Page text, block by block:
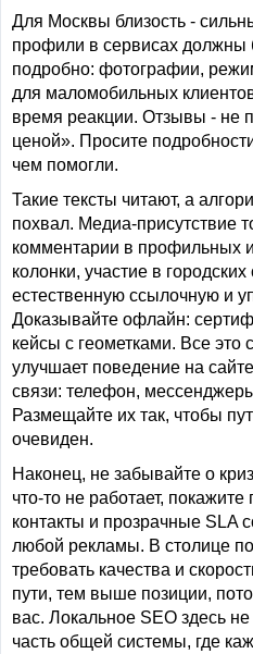
Для Москвы близость -
профили в сервисах должны
подробно: фотографии,
для маломобильных
время реакции. Отзывы - не
ценой». Просите
чем помогли.
Такие тексты читают, а
похвал. Медиа-присутствие
комментарии в профильных
колонки, участие в
естественную ссылочную и
Доказывайте офлайн:
кейсы с геометками. Все это
улучшает поведение на
связи: телефон,
Размещайте их так, чтобы
очевиден.
Наконец, не забывайте о
что-то не работает,
контакты и прозрачные SLA
любой рекламы. В столице
требовать качества и
пути, тем выше позиции,
вас. Локальное SEO здесь
часть общей системы, где